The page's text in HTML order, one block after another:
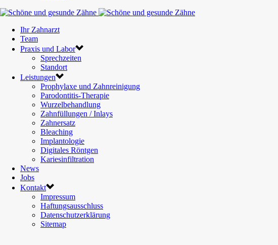
Ihr Zahnarzt
Team
Praxis und Labor
Sprechzeiten
Standort
Leistungen
Prophylaxe und Zahnreinigung
Parodontitis-Therapie
Wurzelbehandlung
Zahnfüllungen / Inlays
Zahnersatz
Bleaching
Implantologie
Digitales Röntgen
Kariesinfiltration
News
Jobs
Kontakt
Impressum
Haftungsausschluss
Datenschutzerklärung
Sitemap